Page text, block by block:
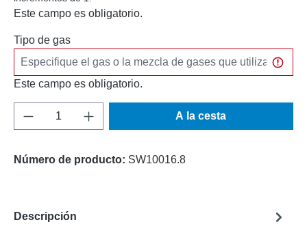
Este campo es obligatorio.
Tipo de gas
Este campo es obligatorio.
Cantidad del producto: introduce la
A la cesta
Número de producto: SW10016.8
Descripción